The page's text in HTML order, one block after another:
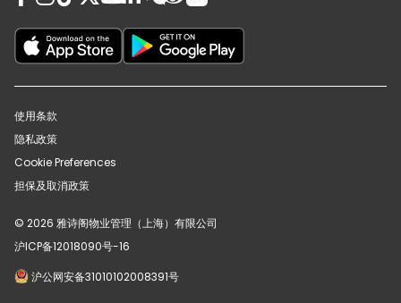
使用条款
隐私政策
Cookie Preferences
担保及取消政策
© 2026 雅诗阁物业管理（上海）有限公司
沪ICP备12018090号-16
沪公网安备31010102008391号